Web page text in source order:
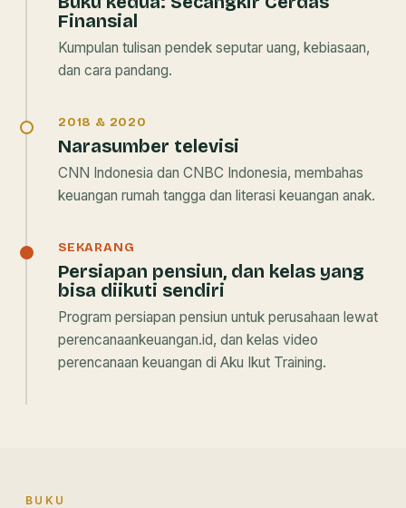
Finansial
Kumpulan tulisan pendek seputar uang, kebiasaan,
dan cara pandang.
2018 & 2020
Narasumber televisi
CNN Indonesia dan CNBC Indonesia, membahas
keuangan rumah tangga dan literasi keuangan anak.
SEKARANG
Persiapan pensiun, dan kelas yang
bisa diikuti sendiri
Program persiapan pensiun untuk perusahaan lewat
perencanaankeuangan.id, dan kelas video
perencanaan keuangan di Aku Ikut Training.
BUKU